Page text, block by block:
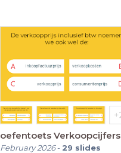
oefentoets Verkoopcijfers
February 2026- 29 slides